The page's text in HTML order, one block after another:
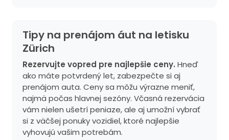
Tipy na prenájom áut na letisku
Zürich
Rezervujte vopred pre najlepšie ceny. Hneď
ako máte potvrdený let, zabezpečte si aj
prenájom auta. Ceny sa môžu výrazne meniť,
najmä počas hlavnej sezóny. Včasná rezervácia
vám nielen ušetrí peniaze, ale aj umožní vybrať
si z väčšej ponuky vozidiel, ktoré najlepšie
vyhovujú vašim potrebám.